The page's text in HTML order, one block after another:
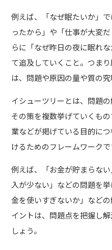
例えば、「なぜ眠たいか」
ったから」や「仕事が大変
らに「なぜ昨日の夜に眠れ
て追及していくこと。つま
は、問題や原因の量や質の究
イシューツリーとは、問題
その策を複数挙げていくも
業などが掲げている目的に
けるためのフレームワークで
例えば、「お金が貯まらな
入が少ない」などの問題を
金を使いすぎないか」など
イントは、問題点を把握し
しょう。